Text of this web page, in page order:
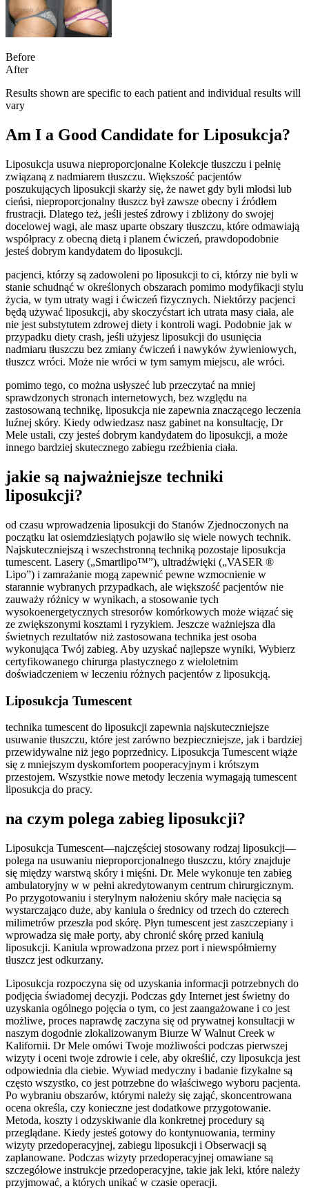
Before
After
Results shown are specific to each patient and individual results will
vary
Am I a Good Candidate for Liposukcja?
Liposukcja usuwa nieproporcjonalne Kolekcje tłuszczu i pełnię
związaną z nadmiarem tłuszczu. Większość pacjentów
poszukujących liposukcji skarży się, że nawet gdy byli młodsi lub
cieńsi, nieproporcjonalny tłuszcz był zawsze obecny i źródłem
frustracji. Dlatego też, jeśli jesteś zdrowy i zbliżony do swojej
docelowej wagi, ale masz uparte obszary tłuszczu, które odmawiają
współpracy z obecną dietą i planem ćwiczeń, prawdopodobnie
jesteś dobrym kandydatem do liposukcji.
pacjenci, którzy są zadowoleni po liposukcji to ci, którzy nie byli w
stanie schudnąć w określonych obszarach pomimo modyfikacji stylu
życia, w tym utraty wagi i ćwiczeń fizycznych. Niektórzy pacjenci
będą używać liposukcji, aby skoczyćstart ich utrata masy ciała, ale
nie jest substytutem zdrowej diety i kontroli wagi. Podobnie jak w
przypadku diety crash, jeśli użyjesz liposukcji do usunięcia
nadmiaru tłuszczu bez zmiany ćwiczeń i nawyków żywieniowych,
tłuszcz wróci. Może nie wróci w tym samym miejscu, ale wróci.
pomimo tego, co można usłyszeć lub przeczytać na mniej
sprawdzonych stronach internetowych, bez względu na
zastosowaną technikę, liposukcja nie zapewnia znaczącego leczenia
luźnej skóry. Kiedy odwiedzasz nasz gabinet na konsultację, Dr
Mele ustali, czy jesteś dobrym kandydatem do liposukcji, a może
innego bardziej skutecznego zabiegu rzeźbienia ciała.
jakie są najważniejsze techniki
liposukcji?
od czasu wprowadzenia liposukcji do Stanów Zjednoczonych na
początku lat osiemdziesiątych pojawiło się wiele nowych technik.
Najskuteczniejszą i wszechstronną techniką pozostaje liposukcja
tumescent. Lasery („Smartlipo™”), ultradźwięki („VASER ®
Lipo”) i zamrażanie mogą zapewnić pewne wzmocnienie w
starannie wybranych przypadkach, ale większość pacjentów nie
zauważy różnicy w wynikach, a stosowanie tych
wysokoenergetycznych stresorów komórkowych może wiązać się
ze zwiększonymi kosztami i ryzykiem. Jeszcze ważniejsza dla
świetnych rezultatów niż zastosowana technika jest osoba
wykonująca Twój zabieg. Aby uzyskać najlepsze wyniki, Wybierz
certyfikowanego chirurga plastycznego z wieloletnim
doświadczeniem w leczeniu różnych pacjentów z liposukcją.
Liposukcja Tumescent
technika tumescent do liposukcji zapewnia najskuteczniejsze
usuwanie tłuszczu, które jest zarówno bezpieczniejsze, jak i bardziej
przewidywalne niż jego poprzednicy. Liposukcja Tumescent wiąże
się z mniejszym dyskomfortem pooperacyjnym i krótszym
przestojem. Wszystkie nowe metody leczenia wymagają tumescent
liposukcja do pracy.
na czym polega zabieg liposukcji?
Liposukcja Tumescent—najczęściej stosowany rodzaj liposukcji—
polega na usuwaniu nieproporcjonalnego tłuszczu, który znajduje
się między warstwą skóry i mięśni. Dr. Mele wykonuje ten zabieg
ambulatoryjny w w pełni akredytowanym centrum chirurgicznym.
Po przygotowaniu i sterylnym nałożeniu skóry małe nacięcia są
wystarczająco duże, aby kaniula o średnicy od trzech do czterech
milimetrów przeszła pod skórę. Płyn tumescent jest zaszczepiany i
wprowadza się małe porty, aby chronić skórę przed kaniulą
liposukcji. Kaniula wprowadzona przez port i niewspółmierny
tłuszcz jest odkurzany.
Liposukcja rozpoczyna się od uzyskania informacji potrzebnych do
podjęcia świadomej decyzji. Podczas gdy Internet jest świetny do
uzyskania ogólnego pojęcia o tym, co jest zaangażowane i co jest
możliwe, proces naprawdę zaczyna się od prywatnej konsultacji w
naszym dogodnie zlokalizowanym Biurze W Walnut Creek w
Kalifornii. Dr Mele omówi Twoje możliwości podczas pierwszej
wizyty i oceni twoje zdrowie i cele, aby określić, czy liposukcja jest
odpowiednia dla ciebie. Wywiad medyczny i badanie fizykalne są
często wszystko, co jest potrzebne do właściwego wyboru pacjenta.
Po wybraniu obszarów, którymi należy się zająć, skoncentrowana
ocena określa, czy konieczne jest dodatkowe przygotowanie.
Metoda, koszty i odzyskiwanie dla konkretnej procedury są
przeglądane. Kiedy jesteś gotowy do kontynuowania, terminy
wizyty przedoperacyjnej, zabiegu liposukcji i Obserwacji są
zaplanowane. Podczas wizyty przedoperacyjnej omawiane są
szczegółowe instrukcje przedoperacyjne, takie jak leki, które należy
przyjmować, a których unikać w czasie operacji.